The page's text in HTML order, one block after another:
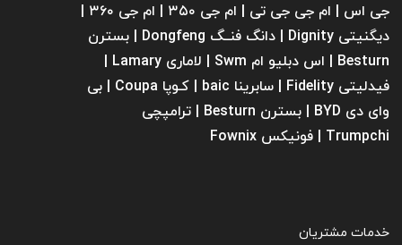
جی اس | ام جی جی تی | ام‌ جی ۳۵۰ | ام جی ۳۶۰ |
دیگنیتی Dignity | دانگ فنــگ Dongfeng | بسترن
Besturn | اس دبلیو ام Swm | لاماری Lamary |
فیدلیتی Fidelity | سابرینا ‌baic | کـوپا Coupa | بی
وای دی BYD | بسترن Besturn | ترامپچی
Trumpchi | فونیکس Fownix
خدمات مشتریان